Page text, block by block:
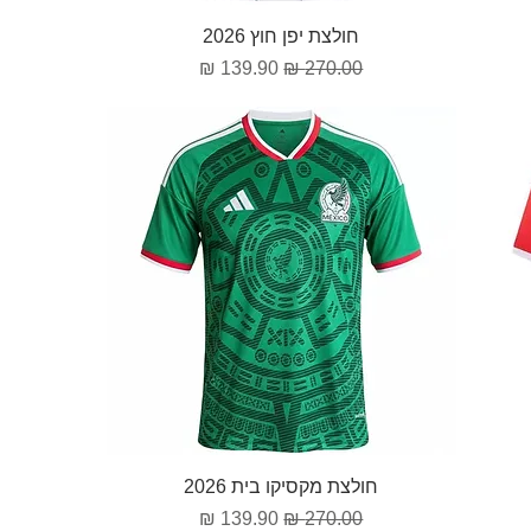
תצוגה מהירה
חולצת יפן חוץ 2026
מחיר רגיל‏270.00 ‏₪ מחיר מבצע
תצוגה מהירה
חולצת מקסיקו בית 2026
מחיר רגיל‏270.00 ‏₪ מחיר מבצע